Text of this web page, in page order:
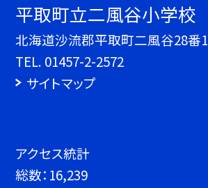
平取町立二風谷小学校
北海道沙流郡平取町二風谷28番1
TEL. 01457-2-2572
サイトマップ
アクセス統計
総数： 16,239